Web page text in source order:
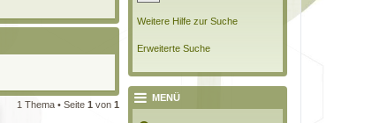
1 Thema • Seite 1 von 1
Weitere Hilfe zur Suche
Erweiterte Suche
MENÜ